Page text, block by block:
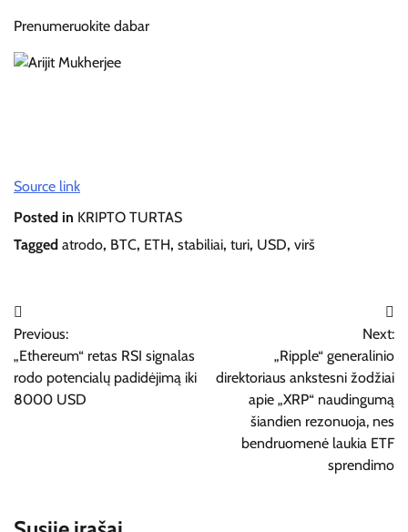
Prenumeruokite dabar
Source link
Posted in KRIPTO TURTAS
Tagged atrodo, BTC, ETH, stabiliai, turi, USD, virš
Navigacija
tarp
įrašų
Previous:
„Ethereum“ retas RSI signalas
rodo potencialų padidėjimą iki
8000 USD
Next:
„Ripple“ generalinio
direktoriaus ankstesni žodžiai
apie „XRP“ naudingumą
šiandien rezonuoja, nes
bendruomenė laukia ETF
sprendimo